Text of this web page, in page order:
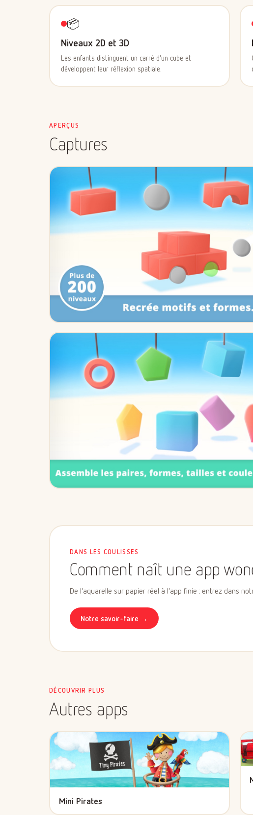
📦
Niveaux 2D et 3D
Les enfants distinguent un carré d'un cube et
développent leur réflexion spatiale.
APERÇUS
Captures
DANS LES COULISSES
Comment naît une app
De l’aquarelle sur papier réel à l’app finie : entrez dans
Notre savoir-faire →
DÉCOUVRIR PLUS
Autres apps
Mini Pirates